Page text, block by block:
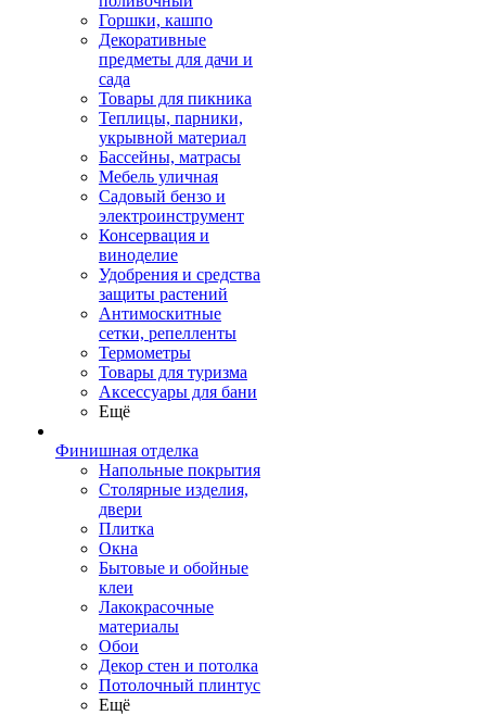
Горшки, кашпо
Декоративные
предметы для дачи и
сада
Товары для пикника
Теплицы, парники,
укрывной материал
Бассейны, матрасы
Мебель уличная
Садовый бензо и
электроинструмент
Консервация и
виноделие
Удобрения и средства
защиты растений
Антимоскитные
сетки, репелленты
Термометры
Товары для туризма
Аксессуары для бани
Ещё
Финишная отделка
Напольные покрытия
Столярные изделия,
двери
Плитка
Окна
Бытовые и обойные
клеи
Лакокрасочные
материалы
Обои
Декор стен и потолка
Потолочный плинтус
Ещё